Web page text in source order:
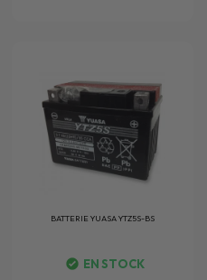
BATTERIE YUASA YTZ5S-BS
EN STOCK